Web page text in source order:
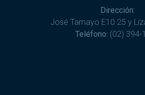
Dirección:
José Tamayo E10 25 y
Teléfono: (02) 394-